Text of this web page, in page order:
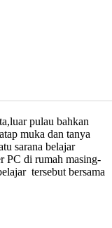
pulau bahkan
muka dan tanya
sarana belajar
PC di rumah masing-
tersebut bersama